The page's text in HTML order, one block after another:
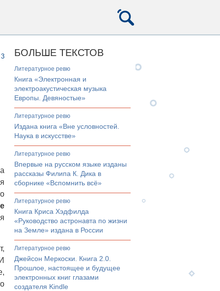
3 БОЛЬШЕ ТЕКСТОВ
литературное ревю
Книга «Электронная и
электроакустическая музыка
Европы. Девяностые»
литературное ревю
Издана книга «Вне условностей.
Наука в искусстве»
литературное ревю
Впервые на русском языке изданы
рассказы Филипа К. Дика в
сборнике «Вспомнить всё»
литературное ревю
Книга Криса Хэдфилда
«Руководство астронавта по жизни
на Земле» издана в России
литературное ревю
Джейсон Меркоски. Книга 2.0.
Прошлое, настоящее и будущее
электронных книг глазами
создателя Kindle